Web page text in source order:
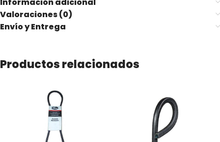
Valoraciones (0)
Envío y Entrega
Productos relacionados